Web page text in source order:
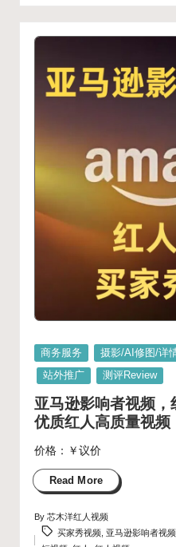
by
Posted
in
商务服务 摄影/AI修图/详
站外推广
测评Review
亚马逊影响者视频
优质红人高质量视频
价格：￥议价
Read More
Posted
By 芯木洋红人视频
Tags:买家秀视频 亚马逊影响者视频